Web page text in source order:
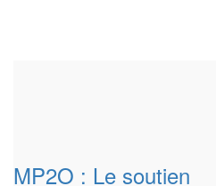
MP2O : Le soutien